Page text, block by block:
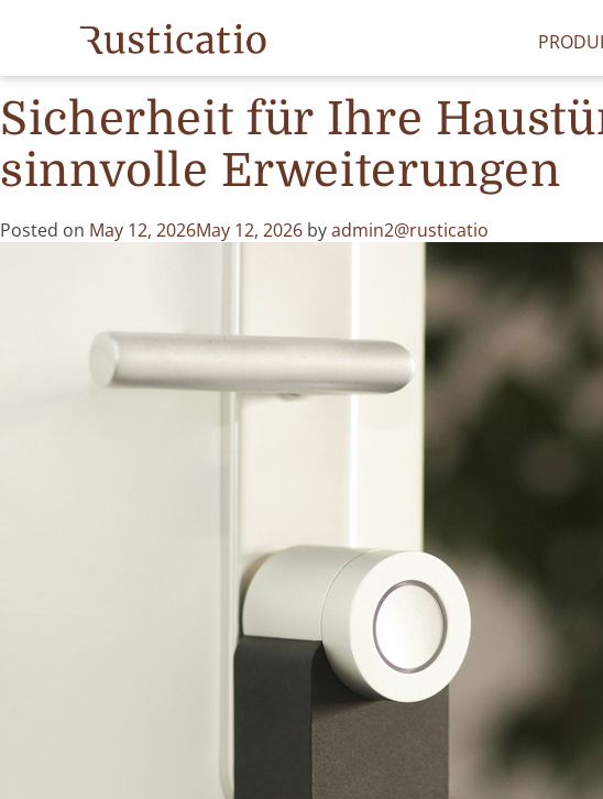
Month:May 2026
Sicherheit für Ihre
sinnvolle Erweiterungen
Posted on May 12, 2026May 12, 2026 byadmin2@rusticatio